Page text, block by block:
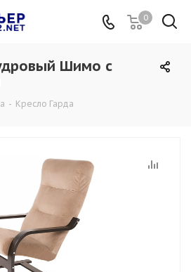
0
Шимо с
- Кресло Гарда